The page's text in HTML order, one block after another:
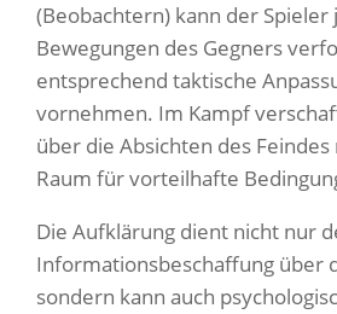
(Beobachtern) kann der Spieler
Bewegungen des Gegners
entsprechend taktische
vornehmen. Im Kampf
über die Absichten des
Raum für vorteilhafte
Die Aufklärung dient nicht nur
Informationsbeschaffung über
sondern kann auch